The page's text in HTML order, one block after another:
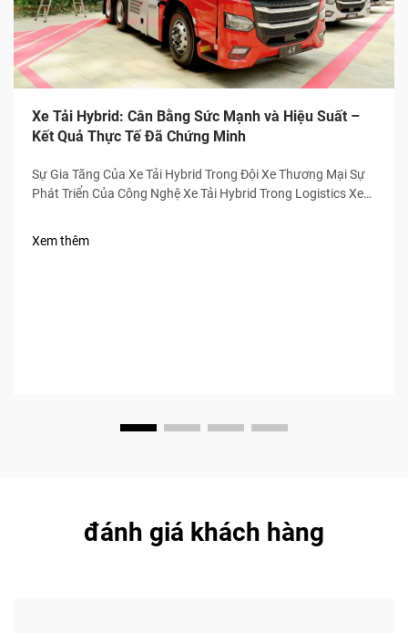
Xe Tải Hybrid: Cân Bằng Sức Mạnh và Hiệu Suất –
Kết Quả Thực Tế Đã Chứng Minh
Sự Gia Tăng Của Xe Tải Hybrid Trong Đội Xe Thương Mại Sự
Phát Triển Của Công Nghệ Xe Tải Hybrid Trong Logistics Xe
Xem thêm
đánh giá khách hàng